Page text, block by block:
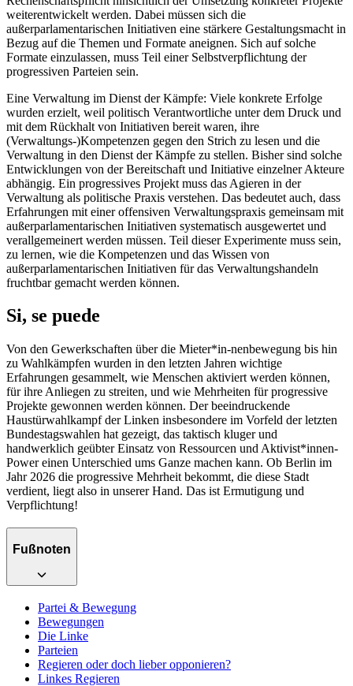
weiterentwickelt werden. Dabei müssen sich die
außerparlamentarischen Initiativen eine stärkere Gestaltungsmacht in
Bezug auf die Themen und Formate aneignen. Sich auf solche
Formate einzulassen, muss Teil einer Selbstverpflichtung der
progressiven Parteien sein.
Eine Verwaltung im Dienst der Kämpfe: Viele konkrete Erfolge
wurden erzielt, weil politisch Verantwortliche unter dem Druck und
mit dem Rückhalt von Initiativen bereit waren, ihre
(Verwaltungs-)Kompetenzen gegen den Strich zu lesen und die
Verwaltung in den Dienst der Kämpfe zu stellen. Bisher sind solche
Entwicklungen von der Bereitschaft und Initiative einzelner Akteure
abhängig. Ein progressives Projekt muss das Agieren in der
Verwaltung als politische Praxis verstehen. Das bedeutet auch, dass
Erfahrungen mit einer offensiven Verwaltungspraxis gemeinsam mit
außerparlamentarischen Initiativen systematisch ausgewertet und
verallgemeinert werden müssen. Teil dieser Experimente muss sein,
zu lernen, wie die Kompetenzen und das Wissen von
außerparlamentarischen Initiativen für das Verwaltungshandeln
fruchtbar gemacht werden können.
Si, se puede
Von den Gewerkschaften über die Mieter*in-nenbewegung bis hin
zu Wahlkämpfen wurden in den letzten Jahren wichtige
Erfahrungen gesammelt, wie Menschen aktiviert werden können,
für ihre Anliegen zu streiten, und wie Mehrheiten für progressive
Projekte gewonnen werden können. Der beeindruckende
Haustürwahlkampf der Linken insbesondere im Vorfeld der letzten
Bundestagswahlen hat gezeigt, das taktisch kluger und
handwerklich geübter Einsatz von Ressourcen und Aktivist*innen-
Power einen Unterschied ums Ganze machen kann. Ob Berlin im
Jahr 2026 die progressive Mehrheit bekommt, die diese Stadt
verdient, liegt also in unserer Hand. Das ist Ermutigung und
Verpflichtung!
Fußnoten
Partei & Bewegung
Bewegungen
Die Linke
Parteien
Regieren oder doch lieber opponieren?
Linkes Regieren